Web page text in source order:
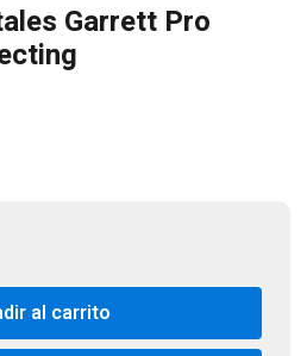
Garrett Pro
al carrito